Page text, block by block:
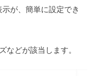
が、簡単に設定でき
などが該当します。